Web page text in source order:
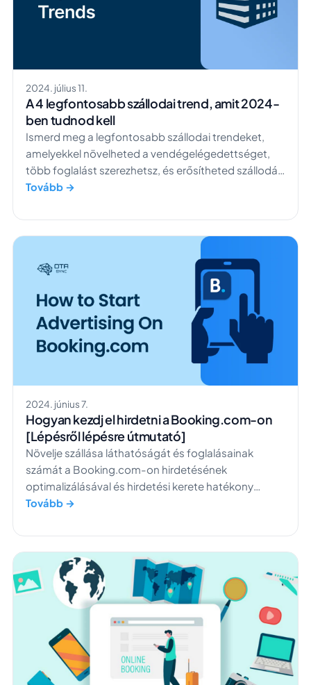
2024. július 11.
A 4 legfontosabb szállodai trend, amit 2024-
ben tudnod kell
Ismerd meg a legfontosabb szállodai trendeket,
amelyekkel növelheted a vendégelégedettséget,
több foglalást szerezhetsz, és erősítheted szállodád
hírnevét a hosszú távú sikerért.
Tovább →
2024. június 7.
Hogyan kezdj el hirdetni a Booking.com-on
[Lépésről lépésre útmutató]
Növelje szállása láthatóságát és foglalásainak
számát a Booking.com-on hirdetésének
optimalizálásával és hirdetési kerete hatékony
kezelésével.
Tovább →